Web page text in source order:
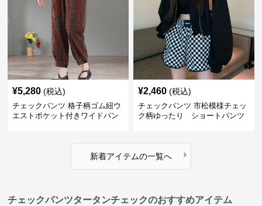
¥5,280 (税込)
チェックパンツ 格子柄ゴム紐ウ
エストポケット付きワイドパン
¥2,460 (税込)
チェックパンツ 市松模様チェッ
ク柄ゆったり ショートパンツ
新着アイテムの一覧へ ›
チェックパンツタータンチェックのおすすめアイテム